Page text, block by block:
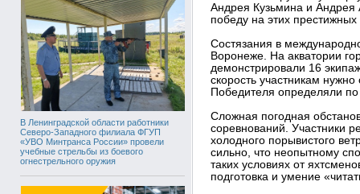
В Ленинградской области работники
Северо-Западного филиала ФГУП
«УВО Минтранса России» провели
учебные стрельбы из боевого
огнестрельного оружия
Андрея Кузьмина и
победу на этих
Состязания в
Воронеже. На акватории
демонстрировали 16
скорость участникам
Победителя определяли
Сложная погодная
соревнований. Участники
холодного порывистого
сильно, что неопытному
таких условиях от
подготовка и умение